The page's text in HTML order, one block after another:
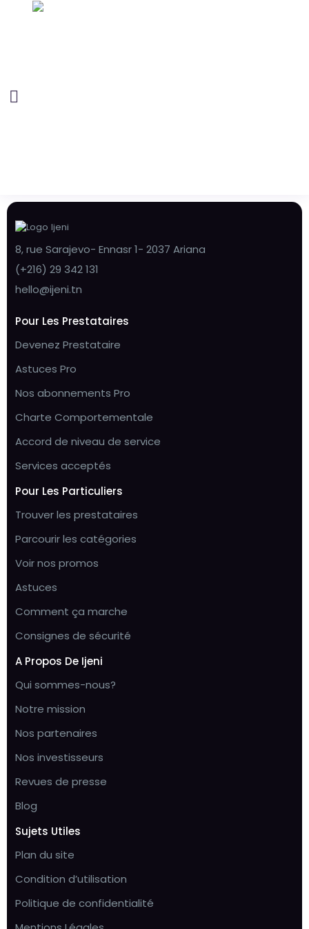
8, rue Sarajevo- Ennasr 1- 2037 Ariana
(+216) 29 342 131
hello@ijeni.tn
Pour Les Prestataires
Devenez Prestataire
Astuces Pro
Nos abonnements Pro
Charte Comportementale
Accord de niveau de service
Services acceptés
Pour Les Particuliers
Trouver les prestataires
Parcourir les catégories
Voir nos promos
Astuces
Comment ça marche
Consignes de sécurité
A Propos De Ijeni
Qui sommes-nous?
Notre mission
Nos partenaires
Nos investisseurs
Revues de presse
Blog
Sujets Utiles
Plan du site
Condition d’utilisation
Politique de confidentialité